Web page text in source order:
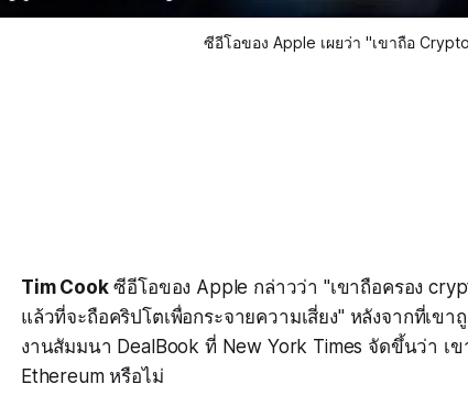
ซีอีโอของ Apple เผยว่า "เขาถือ
Tim Cookซีอีโอของ Apple กล่าวว่า "เขาถือครอง
แล้วที่จะถือคริปโตเพื่อกระจายความเสี่ยง" หลังจากที่เข
งานสัมมนา DealBook ที่ New York Times จัดขึ้นว่า เ
Ethereum หรือไม่